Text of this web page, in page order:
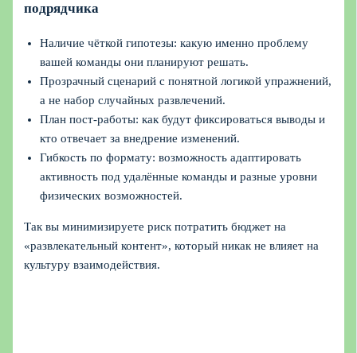
подрядчика
Наличие чёткой гипотезы: какую именно проблему
вашей команды они планируют решать.
Прозрачный сценарий с понятной логикой упражнений,
а не набор случайных развлечений.
План пост-работы: как будут фиксироваться выводы и
кто отвечает за внедрение изменений.
Гибкость по формату: возможность адаптировать
активность под удалённые команды и разные уровни
физических возможностей.
Так вы минимизируете риск потратить бюджет на
«развлекательный контент», который никак не влияет на
культуру взаимодействия.